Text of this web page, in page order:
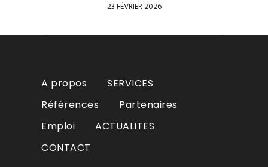
23 FÉVRIER 2026
A propos
SERVICES
Références
Partenaires
Emploi
ACTUALITES
CONTACT